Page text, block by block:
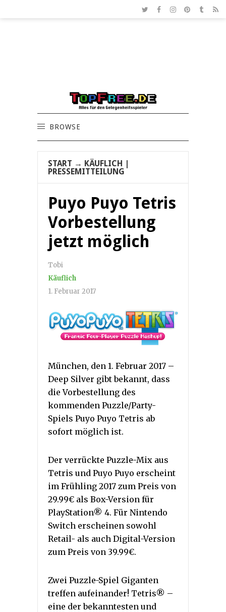
BROWSE
START → KÄUFLICH
PRESSEMITTEILUNG
Puyo Puyo Tetris
Vorbestellung
jetzt möglich
Tobi
Käuflich
1. Februar 2017
München, den 1. Februar 2017 –
Deep Silver gibt bekannt, dass
die Vorbestellung des
kommenden Puzzle/Party-
Spiels Puyo Puyo Tetris ab
sofort möglich ist.
Der verrückte Puzzle-Mix aus
Tetris und Puyo Puyo erscheint
im Frühling 2017 zum Preis von
29.99€ als Box-Version für
PlayStation® 4. Für Nintendo
Switch erscheinen sowohl
Retail- als auch Digital-Version
zum Preis von 39.99€.
Zwei Puzzle-Spiel Giganten
treffen aufeinander! Tetris® –
eine der bekanntesten und